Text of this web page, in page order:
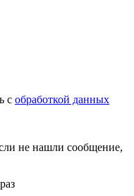
с обработкой данных
не нашли сообщение,